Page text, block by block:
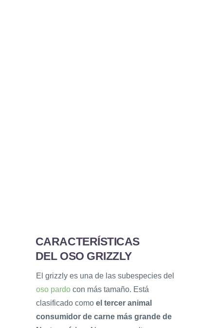
CARACTERÍSTICAS
DEL OSO GRIZZLY
El grizzly es una de las subespecies del
oso pardo con más tamaño. Está
clasificado como el tercer animal
consumidor de carne más grande de